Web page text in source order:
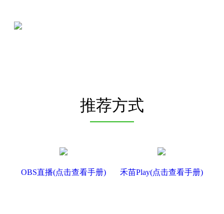
推荐方式
OBS直播(点击查看手册) 禾苗Play(点击查看手册)